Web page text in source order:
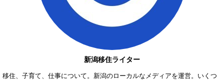
新潟移住ライター
移住、子育て、仕事について。新潟のローカルなメディアを運営。いくつ